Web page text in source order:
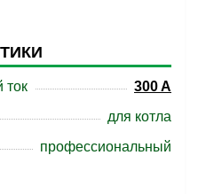
ток
300 A
для котла
профессиональный